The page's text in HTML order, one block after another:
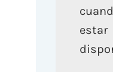
estar